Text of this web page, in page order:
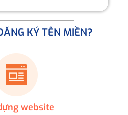
KÝ TÊN MIỀN?
website